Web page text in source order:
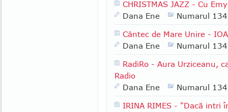
CHRISTMAS JAZZ - Cu
Dana Ene
Numarul
Cântec de Mare Unire -
Dana Ene
Numarul
RadiRo - Aura Urziceanu,
Radio
Dana Ene
Numarul
IRINA RIMES - "Dacă intri